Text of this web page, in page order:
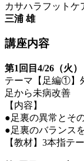
カサハラフットケ
三浦 雄
講座内容
第1回目4/26（火）
テーマ【足編①】
足から未病改善
【内容】
●足裏の異常とそ
●足裏のバランス
【教材】3本指テ